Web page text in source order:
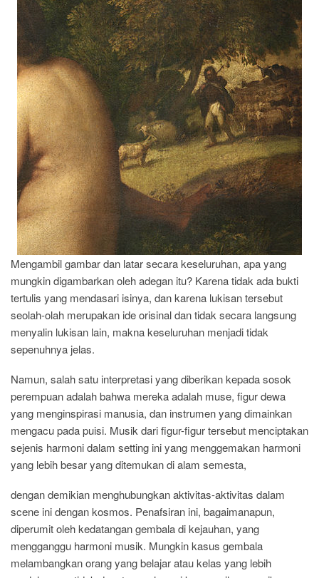
Mengambil gambar dan latar secara keseluruhan, apa yang
mungkin digambarkan oleh adegan itu? Karena tidak ada bukti
tertulis yang mendasari isinya, dan karena lukisan tersebut
seolah-olah merupakan ide orisinal dan tidak secara langsung
menyalin lukisan lain, makna keseluruhan menjadi tidak
sepenuhnya jelas.
Namun, salah satu interpretasi yang diberikan kepada sosok
perempuan adalah bahwa mereka adalah muse, figur dewa
yang menginspirasi manusia, dan instrumen yang dimainkan
mengacu pada puisi. Musik dari figur-figur tersebut menciptakan
sejenis harmoni dalam setting ini yang menggemakan harmoni
yang lebih besar yang ditemukan di alam semesta,
dengan demikian menghubungkan aktivitas-aktivitas dalam
scene ini dengan kosmos. Penafsiran ini, bagaimanapun,
diperumit oleh kedatangan gembala di kejauhan, yang
mengganggu harmoni musik. Mungkin kasus gembala
melambangkan orang yang belajar atau kelas yang lebih